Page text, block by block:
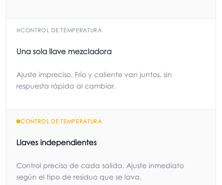
CONTROL DE TEMPERATURA
Una sola llave mezcladora
Ajuste impreciso. Frío y caliente van juntos, sin
respuesta rápida al cambiar.
CONTROL DE TEMPERATURA
Llaves independientes
Control preciso de cada salida. Ajuste inmediato
según el tipo de residuo que se lava.